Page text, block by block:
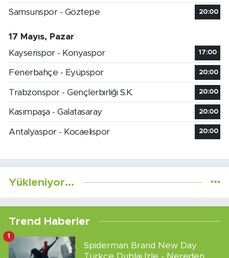
Samsunspor - Göztepe 20:00
17 Mayıs, Pazar
Kayserispor - Konyaspor
17:00
Fenerbahçe - Eyüpspor 20:00
Trabzonspor - Gençlerbirliği S.K. 20:00
Kasımpaşa - Galatasaray 20:00
Antalyaspor - Kocaelispor 20:00
Yükleniyor...
Trend Haberler
Spiderman Brand New Day
1